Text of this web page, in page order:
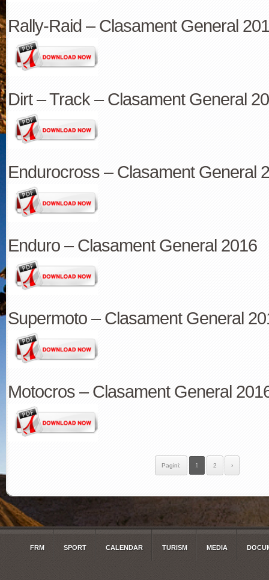
Rally-Raid – Clasament General
Dirt – Track – Clasament General
Endurocross – Clasament General
Enduro – Clasament General 2016
Supermoto – Clasament General
Motocros – Clasament General
Pagini: 1 2 ›
FRM SPORT CALENDAR TURISM MEDIA